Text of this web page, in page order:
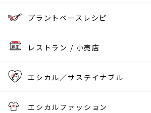
プラントベースレシピ
レストラン / 小売店
エシカル／サステイナブル
エシカルファッション